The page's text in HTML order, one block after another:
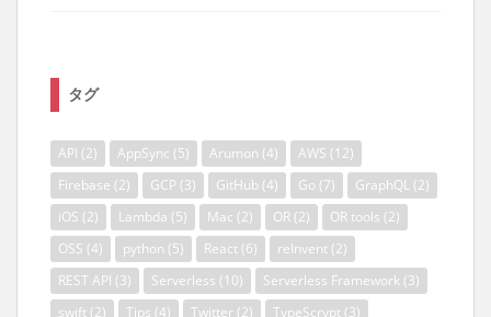
タグ
API (2) AppSync (5) Arumon (4) AWS (12)
Firebase (2) GCP (3) GitHub (4) Go (7) GraphQL (2)
iOS (2) Lambda (5) Mac (2) OR (2) OR tools (2)
OSS (4) python (5) React (6) reInvent (2)
REST API (3) Serverless (10) Serverless Framework (3)
swift (2) Tips (4) Twitter (2) TypeScrypt (3)